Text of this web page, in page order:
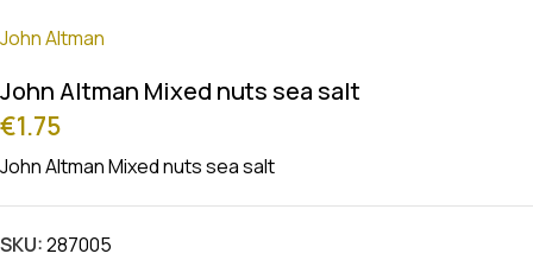
John Altman
John Altman Mixed nuts sea salt
€1.75
John Altman Mixed nuts sea salt
SKU:287005